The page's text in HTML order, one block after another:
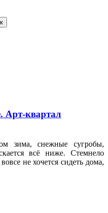
Арт-квартал
зима, снежные сугробы,
всё ниже. Стемнело
не хочется сидеть дома,